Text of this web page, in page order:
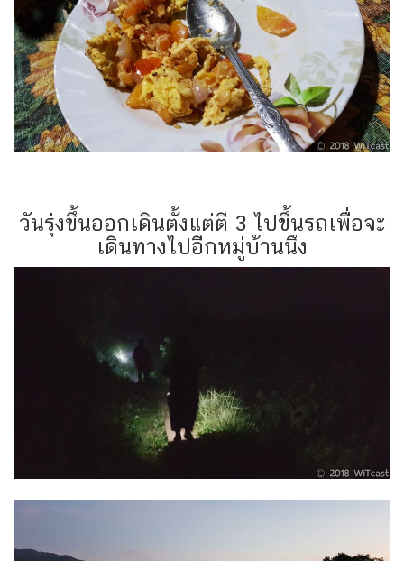
วันรุ่งขึ้นออกเดินตั้งแต่ตี 3 ไปขึ้นรถเพื่อจะ
เดินทางไปอีกหมู่บ้านนึง